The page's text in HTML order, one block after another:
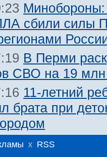
сбили силы
В Перми
СВО на 19 млн
11-летний
брата при
x RSS